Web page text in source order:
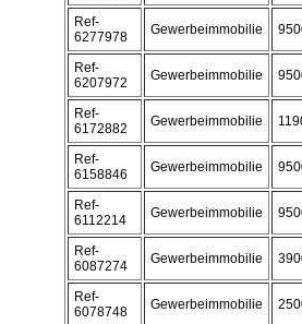
Ref-
6277978
Gewerbeimmobilie
Ref-
6207972
Gewerbeimmobilie
Ref-
6172882
Gewerbeimmobilie
Ref-
6158846
Gewerbeimmobilie
Ref-
6112214
Gewerbeimmobilie
Ref-
6087274
Gewerbeimmobilie
Ref-
6078748
Gewerbeimmobilie